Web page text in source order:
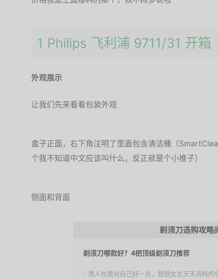
1 Philips 飞利浦 9711/31 开箱
外观展示
让我们先来看看包装外观
盒子正面，右下角注明了里面包含清洁桶（
个我不知道中文应该叫什么，反正就是个小推子）
侧面和背面
剃须刀选购攻略
剃须刀哪款好？4把顶级剃须刀推荐
- 男人也要对自己好一点，想想女生天天消耗的